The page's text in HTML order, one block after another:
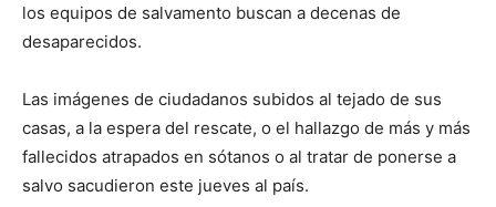
los equipos de salvamento buscan a decenas de
desaparecidos.
Las imágenes de ciudadanos subidos al tejado de sus
casas, a la espera del rescate, o el hallazgo de más y más
fallecidos atrapados en sótanos o al tratar de ponerse a
salvo sacudieron este jueves al país.